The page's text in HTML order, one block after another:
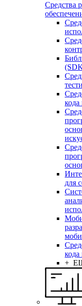
Средства
кода
для
+